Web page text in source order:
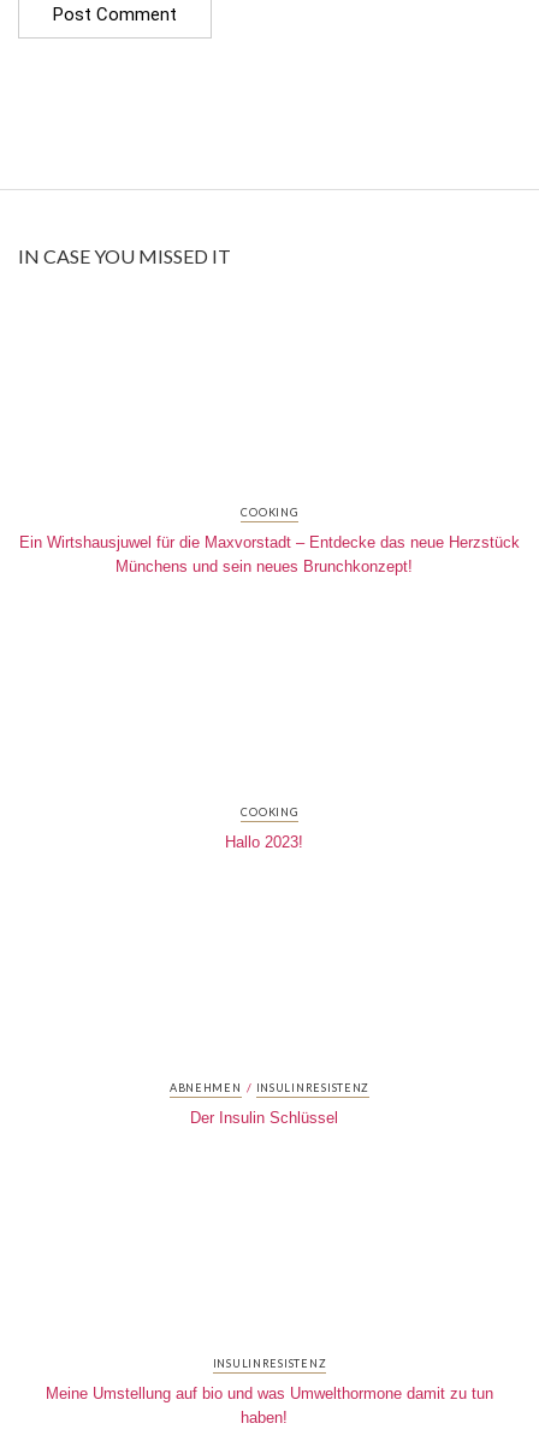
IN CASE YOU MISSED IT
COOKING
Ein Wirtshausjuwel für die Maxvorstadt – Entdecke das neue Herzstück
Münchens und sein neues Brunchkonzept!
COOKING
Hallo 2023!
ABNEHMEN / INSULINRESISTENZ
Der Insulin Schlüssel
INSULINRESISTENZ
Meine Umstellung auf bio und was Umwelthormone damit zu tun
haben!